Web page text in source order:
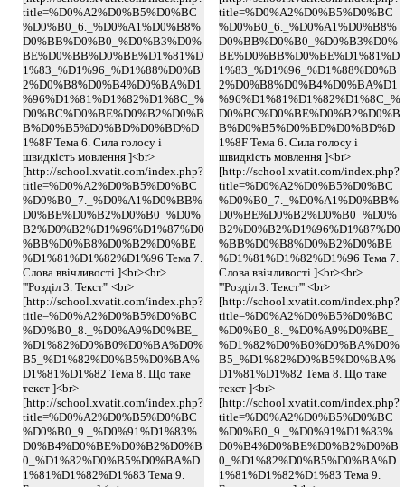
title=%D0%A2%D0%B5%D0%BC
%D0%B0_6._%D0%A1%D0%B8%
D0%BB%D0%B0_%D0%B3%D0%
BE%D0%BB%D0%BE%D1%81%D
1%83_%D1%96_%D1%88%D0%B
2%D0%B8%D0%B4%D0%BA%D1
%96%D1%81%D1%82%D1%8C_%
D0%BC%D0%BE%D0%B2%D0%B
B%D0%B5%D0%BD%D0%BD%D
1%8F Тема 6. Сила голосу і
швидкість мовлення ]<br>
[http://school.xvatit.com/index.php?
title=%D0%A2%D0%B5%D0%BC
%D0%B0_7._%D0%A1%D0%BB%
D0%BE%D0%B2%D0%B0_%D0%
B2%D0%B2%D1%96%D1%87%D0
%BB%D0%B8%D0%B2%D0%BE
%D1%81%D1%82%D1%96 Тема 7.
Слова ввічливості ]<br><br>
'''Розділ 3. Текст''' <br>
[http://school.xvatit.com/index.php?
title=%D0%A2%D0%B5%D0%BC
%D0%B0_8._%D0%A9%D0%BE_
%D1%82%D0%B0%D0%BA%D0%
B5_%D1%82%D0%B5%D0%BA%
D1%81%D1%82 Тема 8. Що таке
текст ]<br>
[http://school.xvatit.com/index.php?
title=%D0%A2%D0%B5%D0%BC
%D0%B0_9._%D0%91%D1%83%
D0%B4%D0%BE%D0%B2%D0%B
0_%D1%82%D0%B5%D0%BA%D
1%81%D1%82%D1%83 Тема 9.
title=%D0%A2%D0%B5%D0%BC
%D0%B0_6._%D0%A1%D0%B8%
D0%BB%D0%B0_%D0%B3%D0%
BE%D0%BB%D0%BE%D1%81%D
1%83_%D1%96_%D1%88%D0%B
2%D0%B8%D0%B4%D0%BA%D1
%96%D1%81%D1%82%D1%8C_%
D0%BC%D0%BE%D0%B2%D0%B
B%D0%B5%D0%BD%D0%BD%D
1%8F Тема 6. Сила голосу і
швидкість мовлення ]<br>
[http://school.xvatit.com/index.php?
title=%D0%A2%D0%B5%D0%BC
%D0%B0_7._%D0%A1%D0%BB%
D0%BE%D0%B2%D0%B0_%D0%
B2%D0%B2%D1%96%D1%87%D0
%BB%D0%B8%D0%B2%D0%BE
%D1%81%D1%82%D1%96 Тема 7.
Слова ввічливості ]<br><br>
'''Розділ 3. Текст''' <br>
[http://school.xvatit.com/index.php?
title=%D0%A2%D0%B5%D0%BC
%D0%B0_8._%D0%A9%D0%BE_
%D1%82%D0%B0%D0%BA%D0%
B5_%D1%82%D0%B5%D0%BA%
D1%81%D1%82 Тема 8. Що таке
текст ]<br>
[http://school.xvatit.com/index.php?
title=%D0%A2%D0%B5%D0%BC
%D0%B0_9._%D0%91%D1%83%
D0%B4%D0%BE%D0%B2%D0%B
0_%D1%82%D0%B5%D0%BA%D
1%81%D1%82%D1%83 Тема 9.